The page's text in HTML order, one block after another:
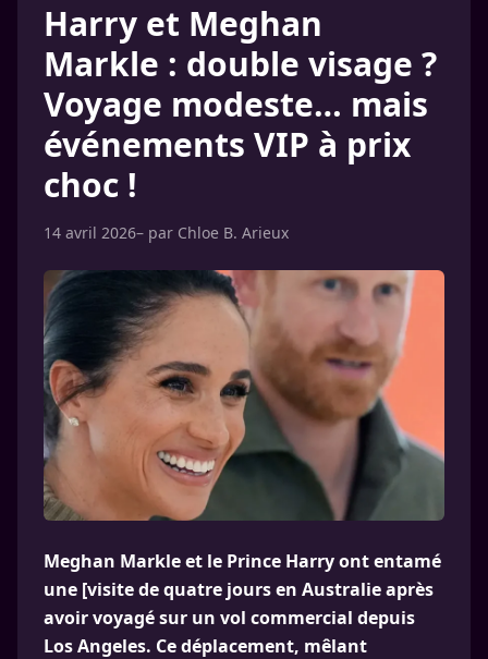
Harry et Meghan
Markle : double visage ?
Voyage modeste… mais
événements VIP à prix
choc !
14 avril 2026– par Chloe B. Arieux
Meghan Markle et le Prince Harry ont entamé
une [visite de quatre jours en Australie après
avoir voyagé sur un vol commercial depuis
Los Angeles. Ce déplacement, mêlant